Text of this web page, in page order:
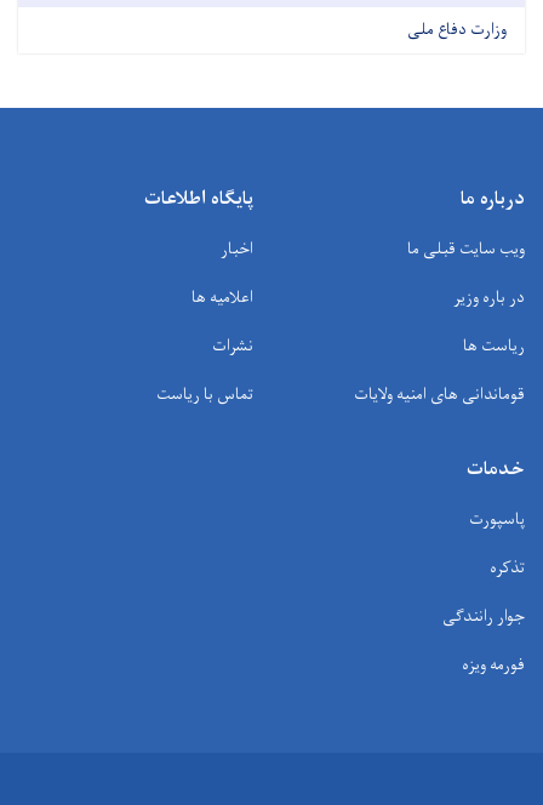
وزارت دفاع ملی
درباره ما
ویب سایت قبلی ما
در باره وزیر
ریاست ها
قوماندانی های امنیه ولایات
پایگاه اطلاعات
اخبار
اعلامیه ها
نشرات
تماس با ریاست
خدمات
پاسپورت
تذکره
جوار رانندگی
فورمه ویزه